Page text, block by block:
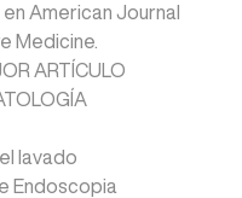
American Journal
Medicine.
ARTÍCULO
lavado
Endoscopia